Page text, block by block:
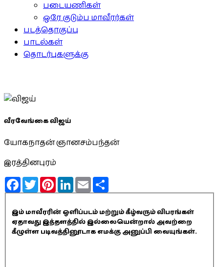
படையணிகள்
ஒரே குடும்ப மாவீரர்கள்
படத்தொகுப்பு
பாடல்கள்
தொடர்புகளுக்கு
வீரவேங்கை விஜய்
யோகநாதன் ஞானசம்பந்தன்
இரத்தினபுரம்
FacebookTwitterPinterestLinkedInEmail
இம் மாவீரரின் ஒளிப்படம் மற்றும் கீழ்வரும் விபரங்கள்
ஏதாவது இத்தளத்தில் இல்லையென்றால் அவற்றை
கீழுள்ள படிவத்தினூடாக எமக்கு அனுப்பி வையுங்கள்.